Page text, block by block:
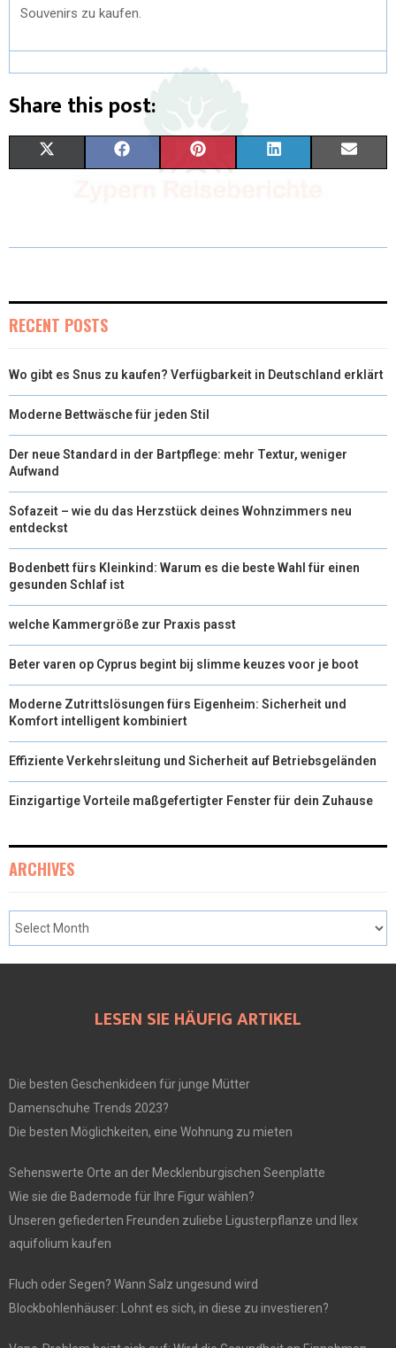
Souvenirs zu kaufen.
Share this post:
W
E
R
)
E
K
T
S
K
N
I
RECENT POSTS
Wo gibt es Snus zu kaufen? Verfügbarkeit in Deutschland erklärt
Moderne Bettwäsche für jeden Stil
Der neue Standard in der Bartpflege: mehr Textur, weniger
Aufwand
Sofazeit – wie du das Herzstück deines Wohnzimmers neu
entdeckst
Bodenbett fürs Kleinkind: Warum es die beste Wahl für einen
gesunden Schlaf ist
welche Kammergröße zur Praxis passt
Beter varen op Cyprus begint bij slimme keuzes voor je boot
Moderne Zutrittslösungen fürs Eigenheim: Sicherheit und
Komfort intelligent kombiniert
Effiziente Verkehrsleitung und Sicherheit auf Betriebsgeländen
Einzigartige Vorteile maßgefertigter Fenster für dein Zuhause
ARCHIVES
LESEN SIE HÄUFIG ARTIKEL
Die besten Geschenkideen für junge Mütter
Damenschuhe Trends 2023?
Die besten Möglichkeiten, eine Wohnung zu mieten
Sehenswerte Orte an der Mecklenburgischen Seenplatte
Wie sie die Bademode für Ihre Figur wählen?
Unseren gefiederten Freunden zuliebe Ligusterpflanze und Ilex
aquifolium kaufen
Fluch oder Segen? Wann Salz ungesund wird
Blockbohlenhäuser: Lohnt es sich, in diese zu investieren?